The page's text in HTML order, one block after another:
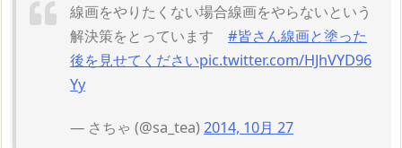
線画をやりたくない場合線画をやらないという
解決策をとっています #皆さん線画と塗った
後を見せてくださいpic.twitter.com/HJhVYD96
Yy
— さちゃ (@sa_tea)2014, 10月 27